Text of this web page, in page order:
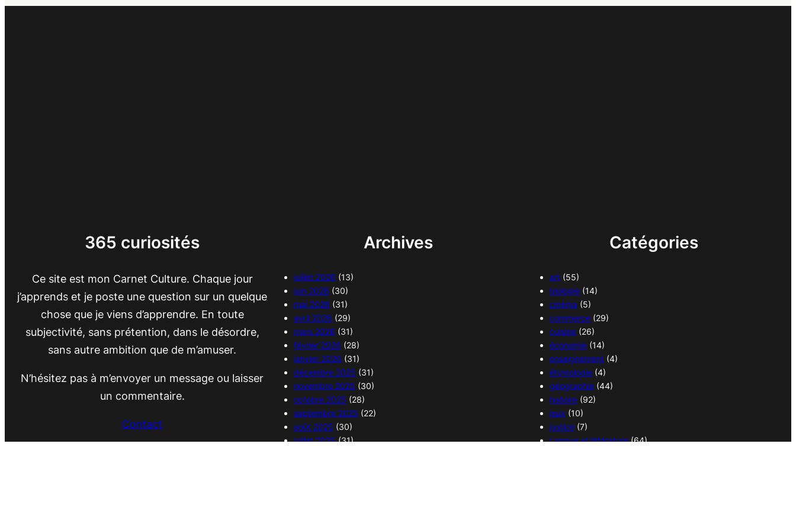
365 curiosités
Ce site est mon Carnet Culture. Chaque jour
j’apprends et je poste une question sur un quelque
chose que je viens d’apprendre. En toute
subjectivité, sans prétention, dans le désordre,
sans autre ambition que de m’amuser.
N’hésitez pas à m’envoyer un message ou laisser
un commentaire.
Contact
Archives
juillet 2026 (13)
juin 2026 (30)
mai 2026 (31)
avril 2026 (29)
mars 2026 (31)
février 2026 (28)
janvier 2026 (31)
décembre 2025 (31)
novembre 2025 (30)
octobre 2025 (28)
septembre 2025 (22)
août 2025 (30)
juillet 2025(31)
Catégories
art (55)
biologie (14)
cinéma (5)
commerce (29)
cuisine (26)
économie (14)
enseignement (4)
étymologie (4)
géographie (44)
histoire (92)
jeux (10)
justice (7)
Langue et littérature(64)